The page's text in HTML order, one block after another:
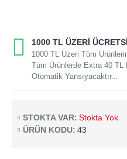
1000 TL ÜZERI
1000 TL Üzeri Tüm
Tüm Ürünlerde Extra 40 TL
Otomatik Yansıyacaktır...
STOKTA VAR: Stokta Yok
ÜRÜN KODU: 43